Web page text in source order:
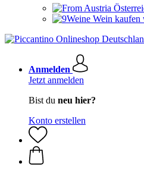
Wein kaufen
Anmelden
Jetzt anmelden
Bist du neu hier?
Konto erstellen